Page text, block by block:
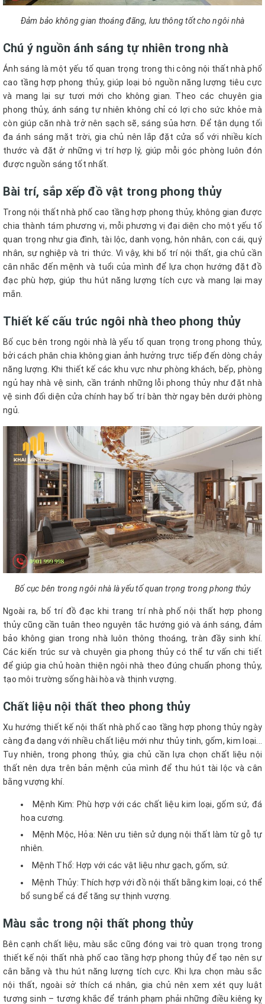
Đảm bảo không gian thoáng đãng, lưu thông tốt cho ngôi nhà
Chú ý nguồn ánh sáng tự nhiên trong nhà
Ánh sáng là một yếu tố quan trọng trong thi công nội thất nhà phố
cao tầng hợp phong thủy, giúp loại bỏ nguồn năng lượng tiêu cực
và mang lại sự tươi mới cho không gian. Theo các chuyên gia
phong thủy, ánh sáng tự nhiên không chỉ có lợi cho sức khỏe mà
còn giúp căn nhà trở nên sạch sẽ, sáng sủa hơn. Để tận dụng tối
đa ánh sáng mặt trời, gia chủ nên lắp đặt cửa sổ với nhiều kích
thước và đặt ở những vị trí hợp lý, giúp mỗi góc phòng luôn đón
được nguồn sáng tốt nhất.
Bài trí, sắp xếp đồ vật trong phong thủy
Trong nội thất nhà phố cao tầng hợp phong thủy, không gian được
chia thành tám phương vị, mỗi phương vị đại diện cho một yếu tố
quan trọng như gia đình, tài lộc, danh vọng, hôn nhân, con cái, quý
nhân, sự nghiệp và tri thức. Vì vậy, khi bố trí nội thất, gia chủ cần
cân nhắc đến mệnh và tuổi của mình để lựa chọn hướng đặt đồ
đạc phù hợp, giúp thu hút năng lượng tích cực và mang lại may
mắn.
Thiết kế cấu trúc ngôi nhà theo phong thủy
Bố cục bên trong ngôi nhà là yếu tố quan trọng trong phong thủy,
bởi cách phân chia không gian ảnh hưởng trực tiếp đến dòng chảy
năng lượng. Khi thiết kế các khu vực như phòng khách, bếp, phòng
ngủ hay nhà vệ sinh, cần tránh những lỗi phong thủy như đặt nhà
vệ sinh đối diện cửa chính hay bố trí bàn thờ ngay bên dưới phòng
ngủ.
Bố cục bên trong ngôi nhà là yếu tố quan trọng trong phong thủy
Ngoài ra, bố trí đồ đạc khi trang trí nhà phố nội thất hợp phong
thủy cũng cần tuân theo nguyên tắc hướng gió và ánh sáng, đảm
bảo không gian trong nhà luôn thông thoáng, tràn đầy sinh khí.
Các kiến trúc sư và chuyên gia phong thủy có thể tư vấn chi tiết
để giúp gia chủ hoàn thiện ngôi nhà theo đúng chuẩn phong thủy,
tạo môi trường sống hài hòa và thịnh vượng.
Chất liệu nội thất theo phong thủy
Xu hướng thiết kế nội thất nhà phố cao tầng hợp phong thủy ngày
càng đa dạng với nhiều chất liệu mới như thủy tinh, gốm, kim loại...
Tuy nhiên, trong phong thủy, gia chủ cần lựa chọn chất liệu nội
thất nên dựa trên bản mệnh của mình để thu hút tài lộc và cân
bằng vượng khí.
Mệnh Kim: Phù hợp với các chất liệu kim loại, gốm sứ, đá
hoa cương.
Mệnh Mộc, Hỏa: Nên ưu tiên sử dụng nội thất làm từ gỗ tự
nhiên.
Mệnh Thổ: Hợp với các vật liệu như gạch, gốm, sứ.
Mệnh Thủy: Thích hợp với đồ nội thất bằng kim loại, có thể
bổ sung bể cá để tăng sự thịnh vượng.
Màu sắc trong nội thất phong thủy
Bên cạnh chất liệu, màu sắc cũng đóng vai trò quan trọng trong
thiết kế nội thất nhà phố cao tầng hợp phong thủy để tạo nên sự
cân bằng và thu hút năng lượng tích cực. Khi lựa chọn màu sắc
nội thất, ngoài sở thích cá nhân, gia chủ nên xem xét quy luật
tương sinh – tương khắc để tránh phạm phải những điều kiêng kỵ